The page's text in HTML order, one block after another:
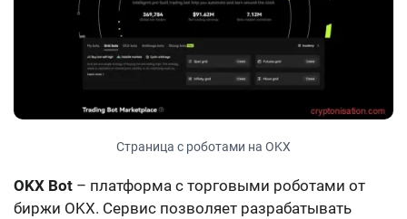
Страница с роботами на OKX
OKX Bot – платформа с торговыми роботами от
биржи OKX. Сервис позволяет разрабатывать